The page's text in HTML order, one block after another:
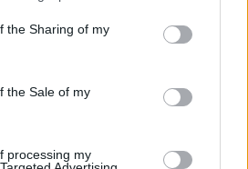
the Sharing of my
the Sale of my
processing my
μπορεί να χρειαστεί